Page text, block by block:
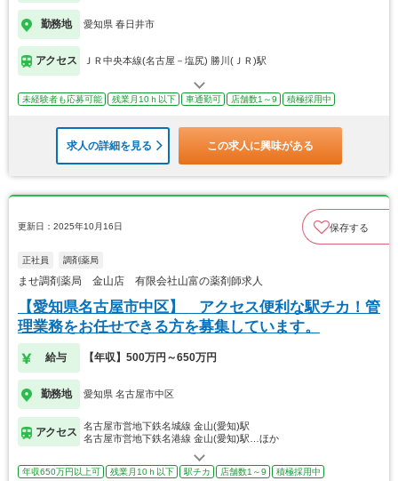
勤務地 愛知県 春日井市
アクセス ＪＲ中央本線(名古屋－塩尻) 勝川(ＪＲ)駅
未経験者も応募可能 残業月10ｈ以下 車通勤可 店舗数1～9 積極採用中
求人の詳細を見る この求人に興味がある
更新日：2025年10月16日 保存する
正社員 調剤薬局
ませ調剤薬局 金山店 有限会社山富の薬剤師求人
【愛知県名古屋市中区】 アクセス便利な駅チカ！管
理業務をお任せできる方を募集しています。
給与 【年収】500万円～650万円
勤務地 愛知県 名古屋市中区
アクセス
名古屋市営地下鉄名城線 金山(愛知)駅
名古屋市営地下鉄名港線 金山(愛知)駅…ほか
年収650万円以上可 残業月10ｈ以下 駅チカ 店舗数1～9
積極採用中